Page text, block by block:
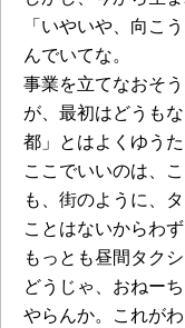
「いやいや、向こ
んでいてな。
事業を立てなおそ
が、最初はどうも
都」とはよくゆうた
ここでいいのは、
も、街のように、
ことはないからわ
もっとも昼間タク
どうじゃ、おねー
やらんか。これが